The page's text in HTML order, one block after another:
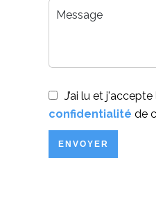
J’ai lu et j'accepte
confidentialité de
ENVOYER